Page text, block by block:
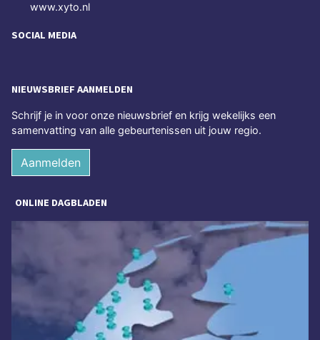
www.xyto.nl
SOCIAL MEDIA
NIEUWSBRIEF AANMELDEN
Schrijf je in voor onze nieuwsbrief en krijg wekelijks een
samenvatting van alle gebeurtenissen uit jouw regio.
Aanmelden
ONLINE DAGBLADEN